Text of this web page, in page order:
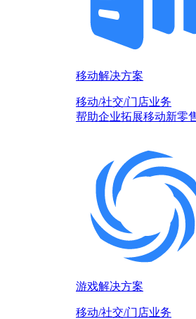
移动解决方案
移动/社交/门店业务
帮助企业拓展移动新零
游戏解决方案
移动/社交/门店业务